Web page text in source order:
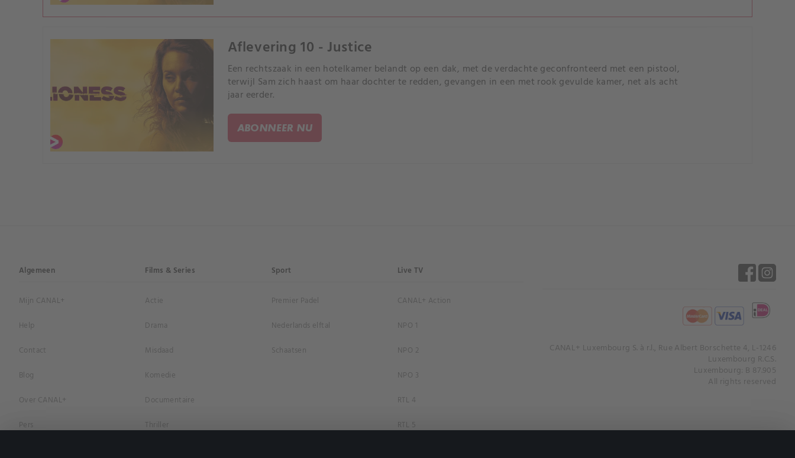
Aflevering 10 - Justice
Een rechtszaak in een hotelkamer belandt op een dak, met de verdachte geconfronteerd met een pistool,
terwijl Sam zich haast om haar dochter te redden, gevangen in een met rook gevulde kamer, net als acht
jaar eerder.
ABONNEER NU
Algemeen
Mijn CANAL+
Help
Contact
Blog
Over CANAL+
Pers
Films & Series
Actie
Drama
Misdaad
Komedie
Documentaire
Thriller
Sport
Premier Padel
Nederlands elftal
Schaatsen
Live TV
CANAL+ Action
NPO 1
NPO 2
NPO 3
RTL 4
RTL 5
CANAL+ Luxembourg S. à r.l., Rue Albert Borschette 4, L-1246
Luxembourg R.C.S.
Luxembourg: B 87.905
All rights reserved